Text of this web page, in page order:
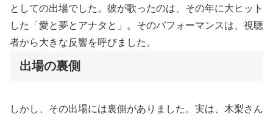
としての出場でした。彼が歌ったのは、その年に大ヒット
した「愛と夢とアナタと」。そのパフォーマンスは、視聴
者から大きな反響を呼びました。
出場の裏側
しかし、その出場には裏側がありました。実は、木梨さん